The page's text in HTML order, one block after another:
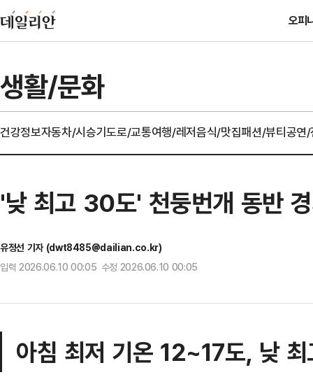
오피
생활/문화
건강정보자동차/시승기도로/교통여행/레저음식/맛집패션/뷰티공연
'낮 최고 30도' 천둥번개 동반
유정선 기자 (dwt8485@dailian.co.kr)
입력 2026.06.10 00:05 수정 2026.06.10 00:05
아침 최저 기온 12~17도, 낮